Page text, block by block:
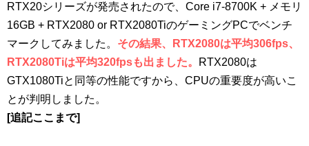
RTX20シリーズが発売されたので、Core i7-8700K + メモリ
16GB + RTX2080 or RTX2080TiのゲーミングPCでベンチ
マークしてみました。 その結果、RTX2080は平均306fps、
RTX2080Tiは平均320fpsも出ました。
RTX2080は
GTX1080Tiと同等の性能ですから、CPUの重要度が高いこ
とが判明しました。
[追記ここまで]